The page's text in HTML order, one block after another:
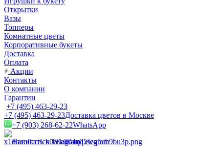
Открытки
Вазы
Топперы
Комнатные цветы
Корпоративные букеты
Доставка
Оплата
Акции
Контакты
О компании
Гарантии
+7 (495) 463-29-23
+7 (495) 463-29-23Доставка цветов в Москве
+7 (903) 268-62-22WhatsApp
Написать в TelegramTelegram